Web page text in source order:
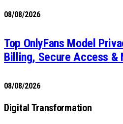
08/08/2026
Top OnlyFans Model
Billing, Secure Access &
08/08/2026
Digital Transformation